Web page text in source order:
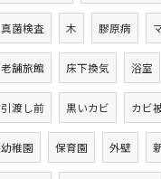
真菌検査 木 膠原病
老舗旅館 床下換気 浴室
引渡し前 黒いカビ カビ
幼稚園 保育園 外壁